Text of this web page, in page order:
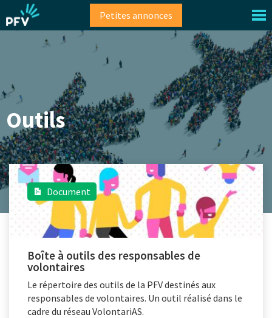
au
contenu
Petites annonces
Outils
Document
Boîte à outils des responsables de
volontaires
Le répertoire des outils de la PFV destinés aux
responsables de volontaires. Un outil réalisé dans le
cadre du réseau VolontariAS.